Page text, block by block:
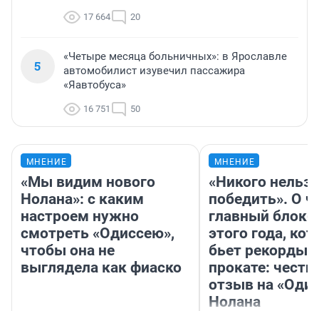
17 664 20
5
«Четыре месяца больничных»: в Ярославле
автомобилист изувечил пассажира
«Яавтобуса»
16 751 50
МНЕНИЕ
«Мы видим нового
Нолана»: с каким
настроем нужно
смотреть «Одиссею»,
чтобы она не
выглядела как фиаско
МНЕНИЕ
«Никого нельзя
победить». О
главный
этого года,
бьет рекорды в
прокате:
отзыв на
Нолана